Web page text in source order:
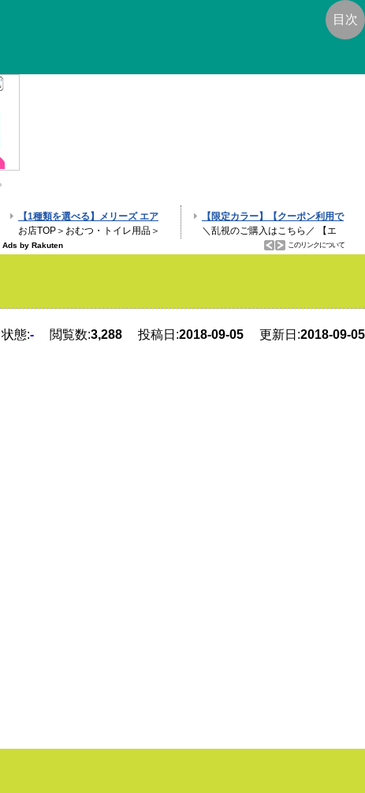
目次
態:- 閲覧数:3,288 投稿日:2018-09-05 更新日:2018-09-05